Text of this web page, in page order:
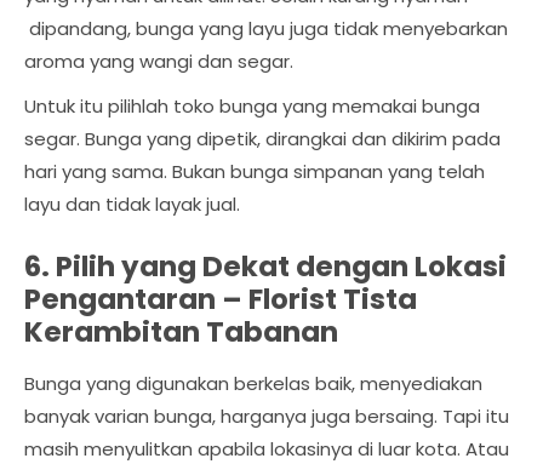
dipandang, bunga yang layu juga tidak menyebarkan
aroma yang wangi dan segar.
Untuk itu pilihlah toko bunga yang memakai bunga
segar. Bunga yang dipetik, dirangkai dan dikirim pada
hari yang sama. Bukan bunga simpanan yang telah
layu dan tidak layak jual.
6. Pilih yang Dekat dengan Lokasi
Pengantaran – Florist Tista
Kerambitan Tabanan
Bunga yang digunakan berkelas baik, menyediakan
banyak varian bunga, harganya juga bersaing. Tapi itu
masih menyulitkan apabila lokasinya di luar kota. Atau